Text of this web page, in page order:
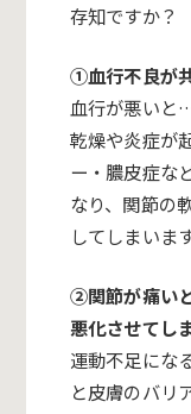
存知ですか？
①血行不良が
血行が悪いと
乾燥や炎症が
ー・膿皮症な
なり、関節の
してしまいま
②関節が痛い
悪化させてし
運動不足にな
と皮膚のバリ